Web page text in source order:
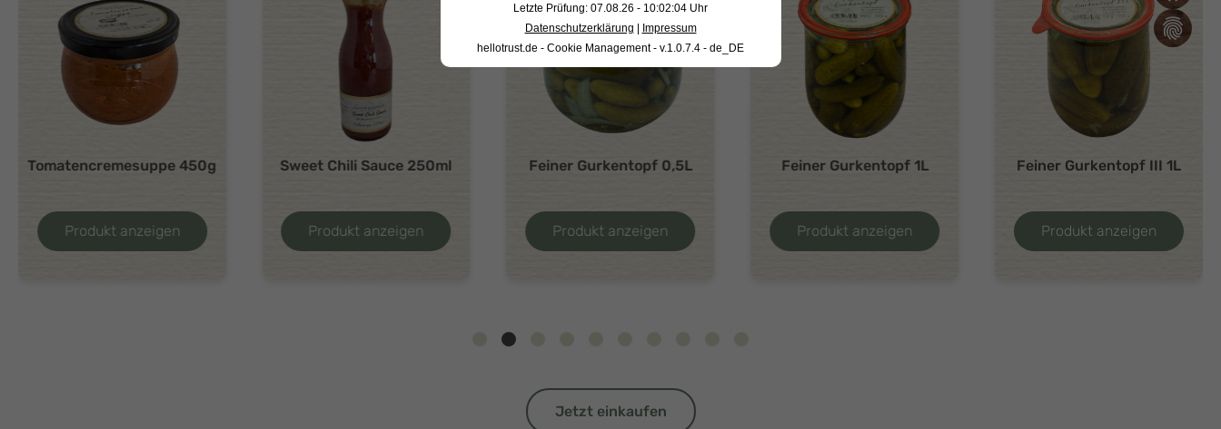
Sweet Chili Sauce 250ml
Produkt anzeigen
Feiner Gurkentopf 0,5L
Produkt anzeigen
Feiner Gurkentopf 1L
Produkt anzeigen
Feiner Gurkentopf III 1L
Produkt anzeigen
Bärlauchpesto 170g
Produkt anzeigen
Jetzt einkaufen
Letzte Prüfung: 07.08.26 - 10:02:04 Uhr
Datenschutzerklärung | Impressum
hellotrust.de - Cookie Management - v.1.0.7.4 - de_DE